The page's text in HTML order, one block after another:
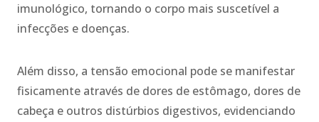
imunológico, tornando o corpo mais suscetível a
infecções e doenças.
Além disso, a tensão emocional pode se manifestar
fisicamente através de dores de estômago, dores de
cabeça e outros distúrbios digestivos, evidenciando